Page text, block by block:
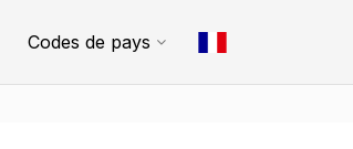
Codes de pays